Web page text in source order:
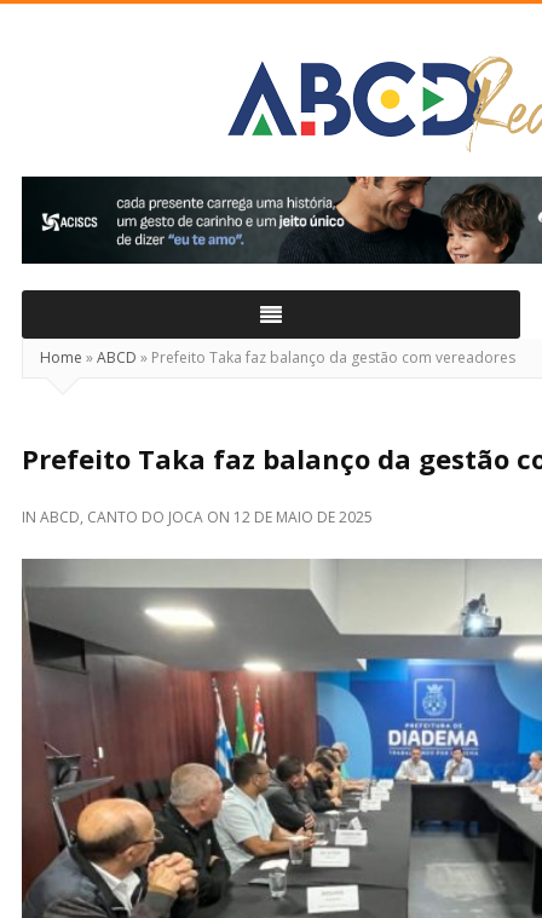
Home »ABCD » Prefeito Taka faz balanço da gestão com vereadores
Prefeito Taka faz balanço da gestão
IN ABCD, CANTO DO JOCA ON 12 DE MAIO DE 2025